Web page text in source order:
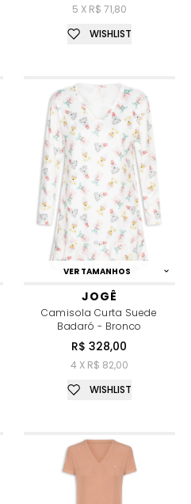
5 X R$ 71,80
WISHLIST
VER TAMANHOS
JOGÊ
Camisola Curta Suede
Badaró - Bronco
R$ 328,00
4 X R$ 82,00
WISHLIST